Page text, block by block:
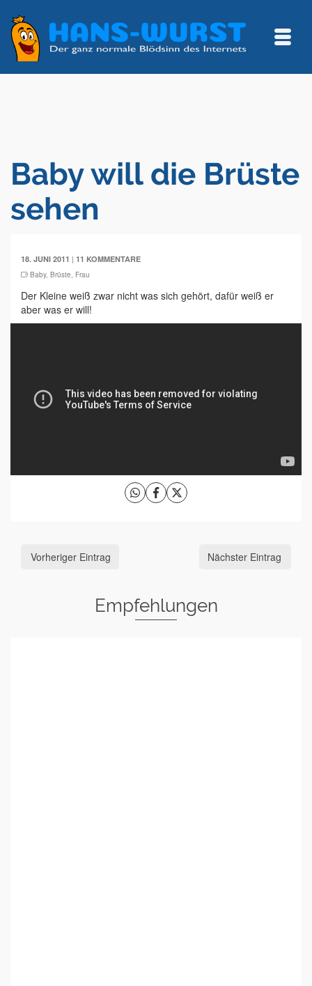
Baby will die Brüste
sehen
18. JUNI 2011 | 11 KOMMENTARE
Baby, Brüste, Frau
Der Kleine weiß zwar nicht was sich gehört, dafür weiß er
aber was er will!
Vorheriger Eintrag Nächster Eintrag
Empfehlungen